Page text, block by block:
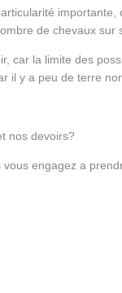
de chevaux sur
car la limite des
il y a peu de terre
nos devoirs?
engagez a